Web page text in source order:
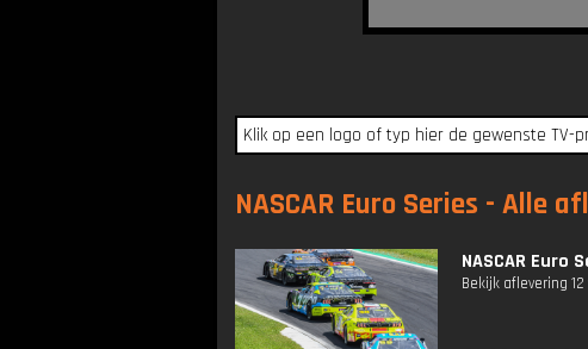
NASCAR Euro Series - Alle
NASCAR Euro
Bekijk aflevering